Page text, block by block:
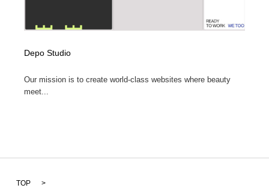
Depo Studio
Our mission is to create world-class websites where beauty
meet...
TOP >